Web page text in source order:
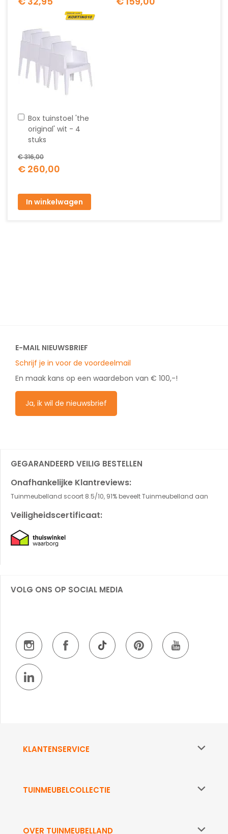
Price
Box tuinstoel 'the
original' wit - 4
stuks
Special
Price
€ 260,00
€ 316,00
In
winkelwagen
In winkelwagen
E-MAIL NIEUWSBRIEF
Schrijf je in voor de voordeelmail
En maak kans op een waardebon van € 100,-!
Ja, ik wil de nieuwsbrief
GEGARANDEERD VEILIG BESTELLEN
Onafhankelijke Klantreviews:
Tuinmeubelland scoort 8.5/10, 91% beveelt Tuinmeubelland aan
Veiligheidscertificaat:
VOLG ONS OP SOCIAL MEDIA
KLANTENSERVICE
TUINMEUBELCOLLECTIE
OVER TUINMEUBELLAND